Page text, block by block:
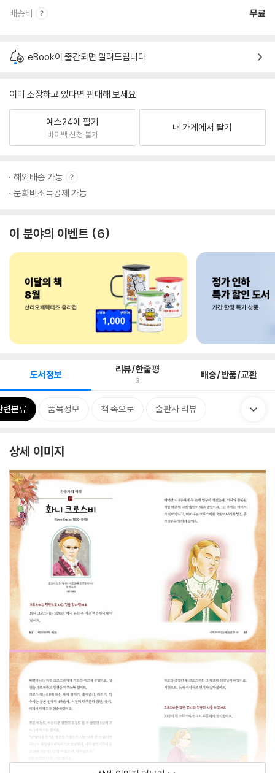
배송비 무료
eBook이 출간되면 알려드립니다.
이미 소장하고 있다면 판매해 보세요.
예스24에 팔기
바이백 신청 불가
내 가게에서 팔기
해외배송 가능
문화비소득공제 가능
이 분야의 이벤트 6
도서정보 리뷰/한줄평
3 배송/반품/교환
련분류 품목정보 책 속으로 출판사 리뷰
상세 이미지